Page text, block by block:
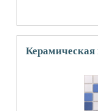
Керамическая